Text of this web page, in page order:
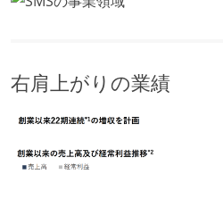
右肩上がりの業績